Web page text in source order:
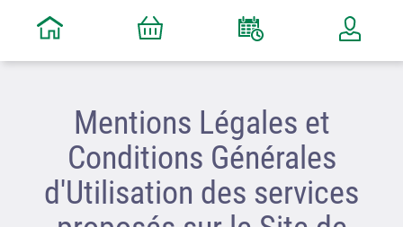
Mentions Légales et
Conditions Générales
d'Utilisation des services